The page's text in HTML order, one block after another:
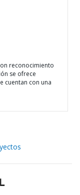
reconocimiento
se ofrece
cuentan con una